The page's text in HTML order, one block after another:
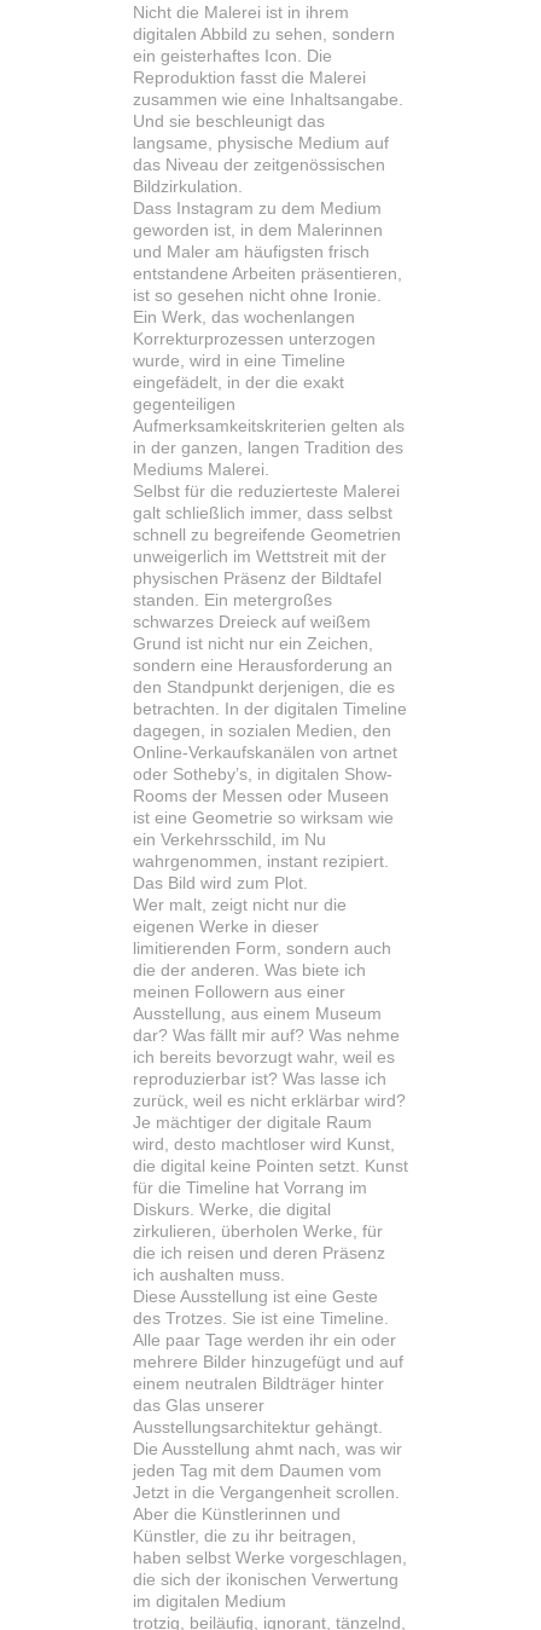
Nicht die Malerei ist in ihrem
digitalen Abbild zu sehen, sondern
ein geisterhaftes Icon. Die
Reproduktion fasst die Malerei
zusammen wie eine Inhaltsangabe.
Und sie beschleunigt das
langsame, physische Medium auf
das Niveau der zeitgenössischen
Bildzirkulation.
Dass Instagram zu dem Medium
geworden ist, in dem Malerinnen
und Maler am häufigsten frisch
entstandene Arbeiten präsentieren,
ist so gesehen nicht ohne Ironie.
Ein Werk, das wochenlangen
Korrekturprozessen unterzogen
wurde, wird in eine Timeline
eingefädelt, in der die exakt
gegenteiligen
Aufmerksamkeitskriterien gelten als
in der ganzen, langen Tradition des
Mediums Malerei.
Selbst für die reduzierteste Malerei
galt schließlich immer, dass selbst
schnell zu begreifende Geometrien
unweigerlich im Wettstreit mit der
physischen Präsenz der Bildtafel
standen. Ein metergroßes
schwarzes Dreieck auf weißem
Grund ist nicht nur ein Zeichen,
sondern eine Herausforderung an
den Standpunkt derjenigen, die es
betrachten. In der digitalen Timeline
dagegen, in sozialen Medien, den
Online-Verkaufskanälen von artnet
oder Sotheby’s, in digitalen Show-
Rooms der Messen oder Museen
ist eine Geometrie so wirksam wie
ein Verkehrsschild, im Nu
wahrgenommen, instant rezipiert.
Das Bild wird zum Plot.
Wer malt, zeigt nicht nur die
eigenen Werke in dieser
limitierenden Form, sondern auch
die der anderen. Was biete ich
meinen Followern aus einer
Ausstellung, aus einem Museum
dar? Was fällt mir auf? Was nehme
ich bereits bevorzugt wahr, weil es
reproduzierbar ist? Was lasse ich
zurück, weil es nicht erklärbar wird?
Je mächtiger der digitale Raum
wird, desto machtloser wird Kunst,
die digital keine Pointen setzt. Kunst
für die Timeline hat Vorrang im
Diskurs. Werke, die digital
zirkulieren, überholen Werke, für
die ich reisen und deren Präsenz
ich aushalten muss.
Diese Ausstellung ist eine Geste
des Trotzes. Sie ist eine Timeline.
Alle paar Tage werden ihr ein oder
mehrere Bilder hinzugefügt und auf
einem neutralen Bildträger hinter
das Glas unserer
Ausstellungsarchitektur gehängt.
Die Ausstellung ahmt nach, was wir
jeden Tag mit dem Daumen vom
Jetzt in die Vergangenheit scrollen.
Aber die Künstlerinnen und
Künstler, die zu ihr beitragen,
haben selbst Werke vorgeschlagen,
die sich der ikonischen Verwertung
im digitalen Medium
trotzig, beiläufig, ignorant, tänzelnd,